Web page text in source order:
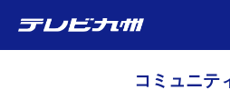
コミュニテ